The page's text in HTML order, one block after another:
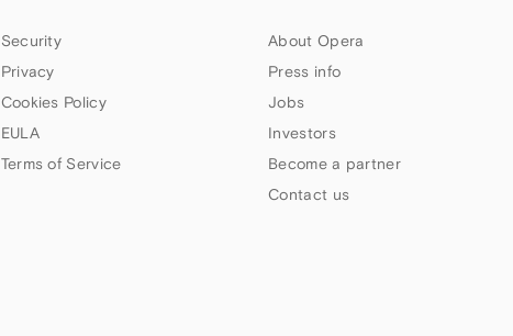
Security
Privacy
Cookies Policy
EULA
Terms of Service
About Opera
Press info
Jobs
Investors
Become a partner
Contact us